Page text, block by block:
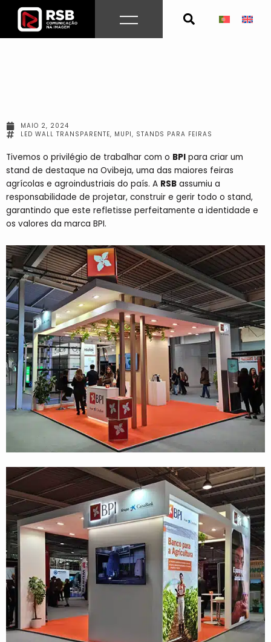
content
MAIO 2, 2024
LED WALL TRANSPARENTE, MUPI, STANDS PARA FEIRAS
Tivemos o privilégio de trabalhar com o BPI para criar um
stand de destaque na Ovibeja, uma das maiores feiras
agrícolas e agroindustriais do país. A RSB assumiu a
responsabilidade de projetar, construir e gerir todo o stand,
garantindo que este refletisse perfeitamente a identidade e
os valores da marca BPI.